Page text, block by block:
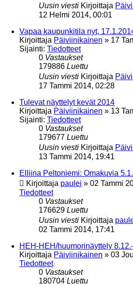
Uusin viesti Kirjoittaja
12 Helmi 2014, 00:01
Vapaa kaupunkitila nyt,
Kirjoittaja Päiviinikainen » 17
Sijainti: Tiedotteet
0 Vastaukset
179886 Luettu
Uusin viesti Kirjoittaja
17 Tammi 2014, 02:28
Tulevat näyttelyt kevät 2014
Kirjoittaja Päiviinikainen » 13
Sijainti: Tiedotteet
0 Vastaukset
179677 Luettu
Uusin viesti Kirjoittaja
13 Tammi 2014, 19:41
Elliina Peltoniemi: Omakuvia
Kirjoittaja paulei » 02 Tammi
Tiedotteet
0 Vastaukset
176629 Luettu
Uusin viesti Kirjoittaja
02 Tammi 2014, 17:41
HEH-HEH/huumorinäyttely
Kirjoittaja Päiviinikainen » 03
Tiedotteet
0 Vastaukset
180704 Luettu